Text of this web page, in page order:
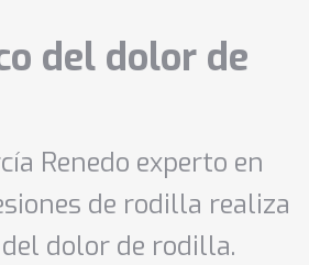
del dolor de
Renedo experto en
de rodilla realiza
dolor de rodilla.